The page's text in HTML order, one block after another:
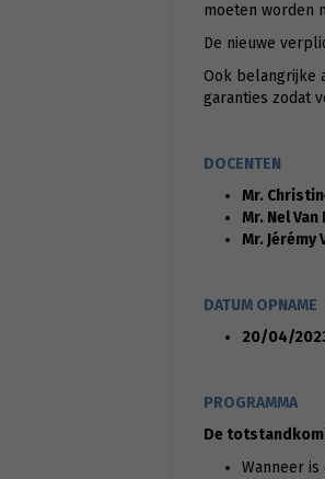
moeten worden
De nieuwe
Ook belangrijke
garanties zodat
DOCENTEN
Mr.
Mr. Nel Van
Mr. Jérémy
DATUM OPNAME
20/04/
PROGRAMMA
De
Wanneer